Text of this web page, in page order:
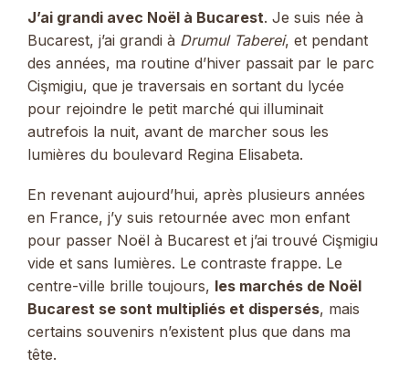
PinterestFacebookLinkedInReddit Bluesky
X
(Twitter)
WhatsApp
Email
J’ai grandi avec Noël à Bucarest. Je suis née à
Bucarest, j’ai grandi à Drumul Taberei, et pendant
des années, ma routine d’hiver passait par le parc
Cişmigiu, que je traversais en sortant du lycée
pour rejoindre le petit marché qui illuminait
autrefois la nuit, avant de marcher sous les
lumières du boulevard Regina Elisabeta.
En revenant aujourd’hui, après plusieurs années
en France, j’y suis retournée avec mon enfant
pour passer Noël à Bucarest et j’ai trouvé Cişmigiu
vide et sans lumières. Le contraste frappe. Le
centre-ville brille toujours, les marchés de Noël
Bucarest se sont multipliés et dispersés, mais
certains souvenirs n’existent plus que dans ma
tête.